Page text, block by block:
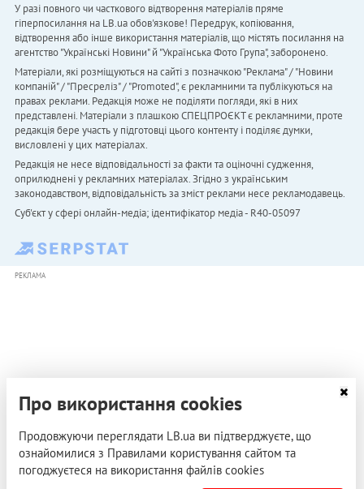
У разі повного чи часткового відтворення матеріалів пряме
гіперпосилання на LB.ua обов'язкове! Передрук, копіювання,
відтворення або інше використання матеріалів, що містять посилання на
агентство "Українськi Новини" й "Українська Фото Група", заборонено.
Матеріали, які розміщуються на сайті з позначкою "Реклама" / "Новини
компаній" / "Пресреліз" / "Promoted", є рекламними та публікуються на
правах реклами. Редакція може не поділяти погляди, які в них
представлені. Матеріали з плашкою СПЕЦПРОЄКТ є рекламними, проте
редакція бере участь у підготовці цього контенту і поділяє думки,
висловлені у цих матеріалах.
Редакція не несе відповідальності за факти та оціночні судження,
оприлюднені у рекламних матеріалах. Згідно з українським
законодавством, відповідальність за зміст реклами несе рекламодавець.
Cуб'єкт у сфері онлайн-медіа; ідентифікатор медіа - R40-05097
РЕКЛАМА
Про використання cookies
Продовжуючи переглядати LB.ua ви підтверджуєте, що
ознайомилися з Правилами користування сайтом та
погоджуєтеся на використання файлів cookies